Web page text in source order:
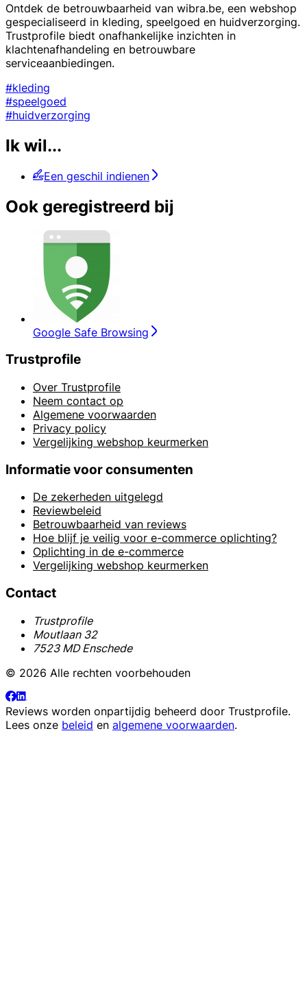
Ontdek de betrouwbaarheid van wibra.be, een webshop
gespecialiseerd in kleding, speelgoed en huidverzorging.
Trustprofile biedt onafhankelijke inzichten in
klachtenafhandeling en betrouwbare
serviceaanbiedingen.
#kleding
#speelgoed
#huidverzorging
Ik wil...
Een geschil indienen
Ook geregistreerd bij
Google Safe Browsing
Trustprofile
Over Trustprofile
Neem contact op
Algemene voorwaarden
Privacy policy
Vergelijking webshop keurmerken
Informatie voor consumenten
De zekerheden uitgelegd
Reviewbeleid
Betrouwbaarheid van reviews
Hoe blijf je veilig voor e-commerce oplichting?
Oplichting in de e-commerce
Vergelijking webshop keurmerken
Contact
Trustprofile
Moutlaan 32
7523 MD Enschede
© 2026 Alle rechten voorbehouden
Reviews worden onpartijdig beheerd door Trustprofile.
Lees onze beleid en algemene voorwaarden.